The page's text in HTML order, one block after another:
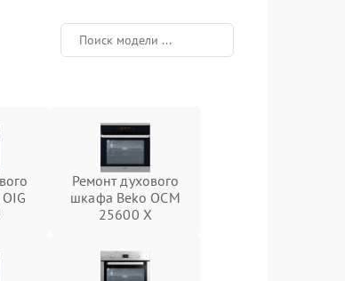
Ремонт духового
шкафа Beko OCM
25600 X